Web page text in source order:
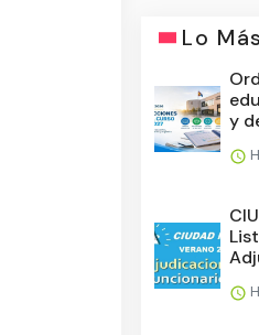
Lo
y